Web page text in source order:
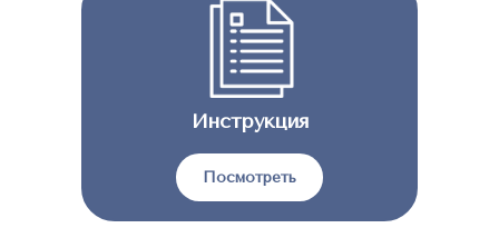
Инструкция
Посмотреть